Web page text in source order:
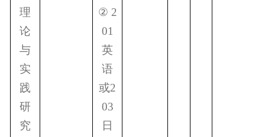
理
论
与
实
践
研
究
② 2
01
英
语
或2
03
日